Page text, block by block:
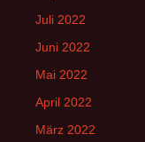
Juli 2022
Juni 2022
Mai 2022
April 2022
März 2022